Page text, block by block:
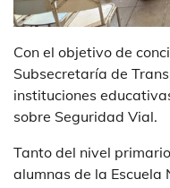
Con el objetivo de
Subsecretaría de
instituciones
sobre Seguridad Vial.
Tanto del nivel
alumnas de la